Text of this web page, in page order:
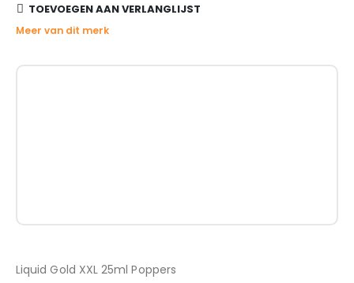
TOEVOEGEN AAN VERLANGLIJST
Meer van dit merk
Liquid Gold XXL 25ml Poppers